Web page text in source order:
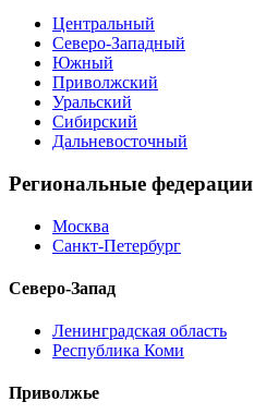
Центральный
Северо-Западный
Южный
Приволжский
Уральский
Сибирский
Дальневосточный
Региональные федерации
Москва
Санкт-Петербург
Северо-Запад
Ленинградская область
Республика Коми
Приволжье